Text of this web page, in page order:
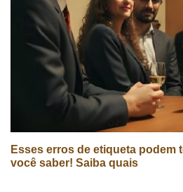
Esses erros de etiqueta podem
você saber! Saiba quais